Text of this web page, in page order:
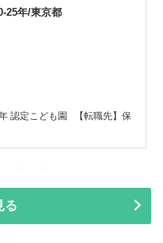
25年/東京都
認定こども園 【転職先】保
る